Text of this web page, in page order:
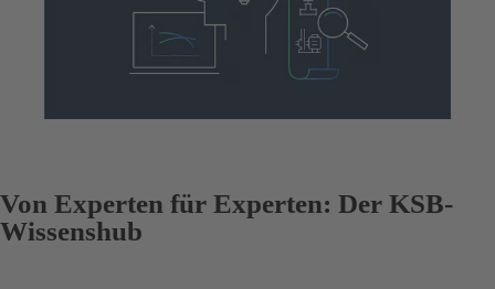
Von Experten für Experten: Der KSB-
Wissenshub